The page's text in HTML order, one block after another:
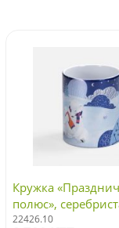
Кружка
полюс»,
22426.10